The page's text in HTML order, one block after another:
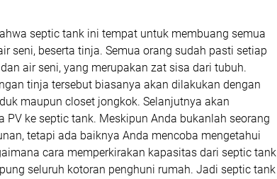
septic tank ini tempat untuk membuang semua
seni, beserta tinja. Semua orang sudah pasti setiap
air seni, yang merupakan zat sisa dari tubuh.
tinja tersebut biasanya akan dilakukan dengan
maupun closet jongkok. Selanjutnya akan
PV ke septic tank. Meskipun Anda bukanlah seorang
tetapi ada baiknya Anda mencoba mengetahui
cara memperkirakan kapasitas dari septic tank
seluruh kotoran penghuni rumah. Jadi septic tank